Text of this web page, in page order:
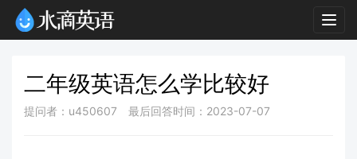
二年级英语怎么学比较好
提问者：u450607 最后回答时间：2023-07-07